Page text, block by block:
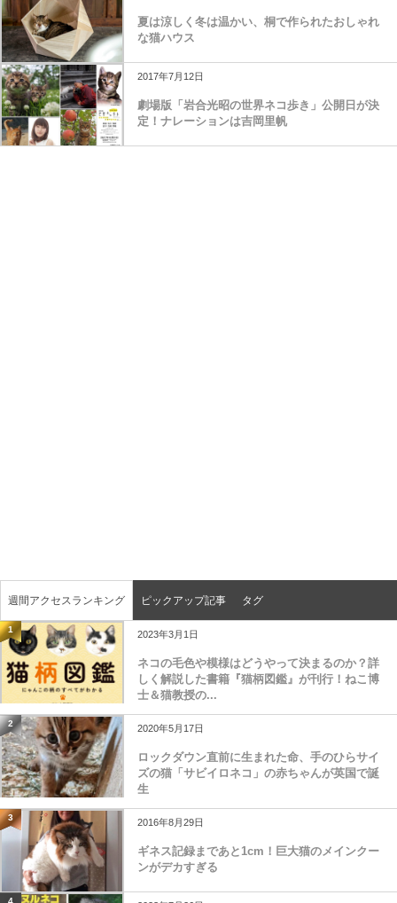
夏は涼しく冬は温かい、桐で作られたおしゃれ
な猫ハウス
2017年7月12日
劇場版「岩合光昭の世界ネコ歩き」公開日が決
定！ナレーションは吉岡里帆
週間アクセスランキング ピックアップ記事 タグ
1 2023年3月1日
ネコの毛色や模様はどうやって決まるのか？詳
しく解説した書籍『猫柄図鑑』が刊行！ねこ博
士＆猫教授の...
2 2020年5月17日
ロックダウン直前に生まれた命、手のひらサイ
ズの猫「サビイロネコ」の赤ちゃんが英国で誕
生
3 2016年8月29日
ギネス記録まであと1cm！巨大猫のメインクー
ンがデカすぎる
4